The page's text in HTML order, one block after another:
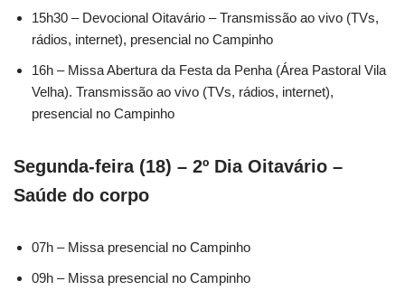
15h30 – Devocional Oitavário – Transmissão ao vivo (TVs,
rádios, internet), presencial no Campinho
16h – Missa Abertura da Festa da Penha (Área Pastoral Vila
Velha). Transmissão ao vivo (TVs, rádios, internet),
presencial no Campinho
Segunda-feira (18) – 2º Dia Oitavário –
Saúde do corpo
07h – Missa presencial no Campinho
09h – Missa presencial no Campinho